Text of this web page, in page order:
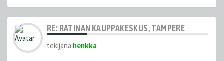
RE: RATINAN KAUPPAKESKUS, TAMPERE
tekijänä henkka